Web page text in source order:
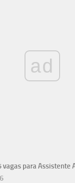
ad
vagas para Assistente